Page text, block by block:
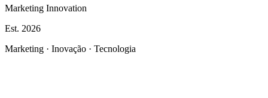
Marketing Innovation
Est. 2026
Marketing · Inovação · Tecnologia